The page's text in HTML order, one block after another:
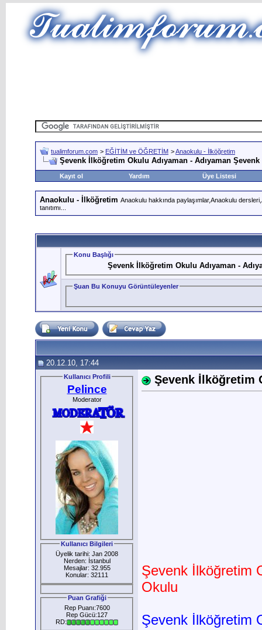
tualimforum.com > EĞİTİM ve ÖĞRETİM >Anaokulu - İlköğretim
Şevenk İlköğretim Okulu Adıyaman - Adıyaman
Kayıt ol Yardım Üye Listesi
Anaokulu - İlköğretim Anaokulu hakkında paylaşımlar,Anaokulu
tanıtımı...
Konu Başlığı
Şevenk İlköğretim Okulu Adıyaman -
Şuan Bu Konuyu Görüntüleyenler
20.12.10, 17:44
Kullanıcı Profili
Pelince
Moderator
Kullanıcı Bilgileri
Üyelik tarihi: Jan 2008
Nerden: İstanbul
Mesajlar: 32.955
Konular: 32111
Puan Grafiği
Rep Puanı:7600
Rep Gücü:127
RD:
Şevenk İlköğretim
Şevenk İlköğretim
Okulu
Şevenk İlköğretim